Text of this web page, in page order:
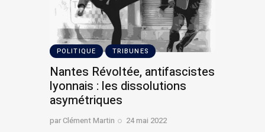
POLITIQUE TRIBUNES
Nantes Révoltée, antifascistes
lyonnais : les dissolutions
asymétriques
parClément Martin 24 mai 2022